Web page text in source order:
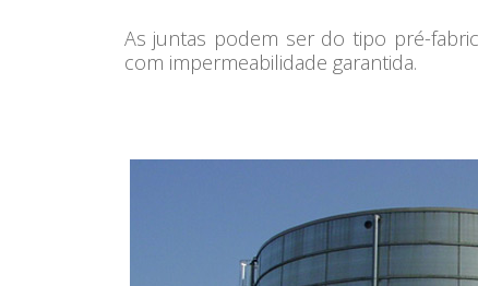
As juntas podem ser do tipo pré-
com impermeabilidade garantida.